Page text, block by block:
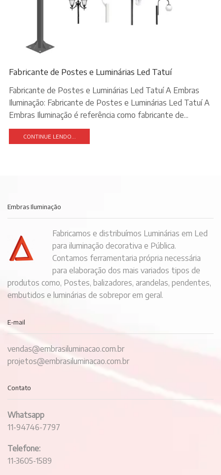
Fabricante de Postes e Luminárias Led Tatuí
Fabricante de Postes e Luminárias Led Tatuí A Embras
Iluminação: Fabricante de Postes e Luminárias Led Tatuí A
Embras Iluminação é referência como fabricante de...
CONTINUE LENDO...
Embras Iluminação
Fabricamos e distribuímos Luminárias em Led
para iluminação decorativa e Pública.
Contamos ferramentaria própria necessária
para elaboração dos mais variados tipos de
produtos como, Postes, balizadores, arandelas, pendentes,
embutidos e luminárias de sobrepor em geral.
E-mail
vendas@embrasiluminacao.com.br
projetos@embrasiluminacao.com.br
Contato
Whatsapp
11-94746-7797
Telefone:
11-3605-1589